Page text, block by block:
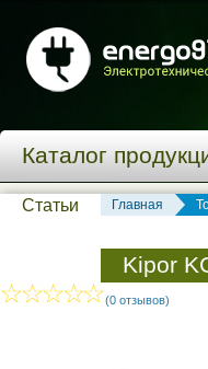
Каталог
Статьи Главная
Kipor
(0 отзывов)